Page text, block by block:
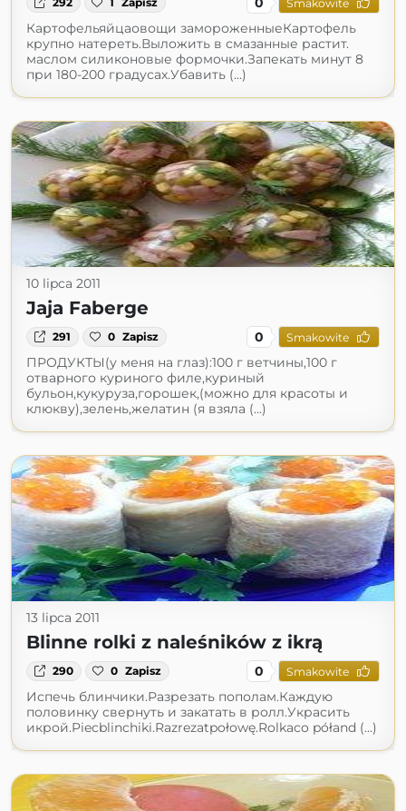
Smakowite
Картофельяйцаовощи замороженныеКартофель
крупно натереть.Выложить в смазанные растит.
маслом силиконовые формочки.Запекать минут 8
при 180-200 градусах.Убавить (...)
10 lipca 2011
Jaja Faberge
291 0 Zapisz 0 Smakowite
ПРОДУКТЫ(у меня на глаз):100 г ветчины,100 г
отварного куриного филе,куриный
бульон,кукуруза,горошек,(можно для красоты и
клюкву),зелень,желатин (я взяла (...)
13 lipca 2011
Blinne rolki z naleśników z ikrą
290 0 Zapisz 0 Smakowite
Испечь блинчики.Разрезать пополам.Каждую
половинку свернуть и закатать в ролл.Украсить
икрой.Piecblinchiki.Razrezatpołowę.Rolkaco półand (...)